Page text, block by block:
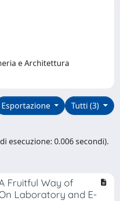
e Architettura
Tutti (3)
Esportazione
esecuzione: 0.006 secondi).
Fruitful Way of
Laboratory and E-